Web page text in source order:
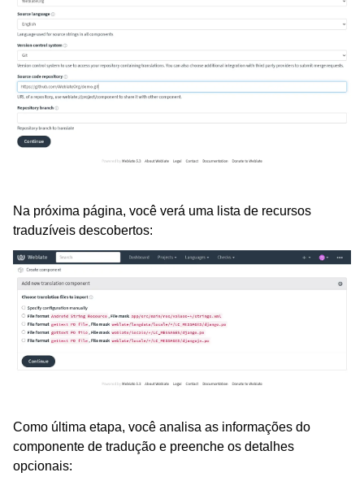
Na próxima página, você verá uma lista de recursos
traduzíveis descobertos:
Como última etapa, você analisa as informações do
componente de tradução e preenche os detalhes
opcionais: